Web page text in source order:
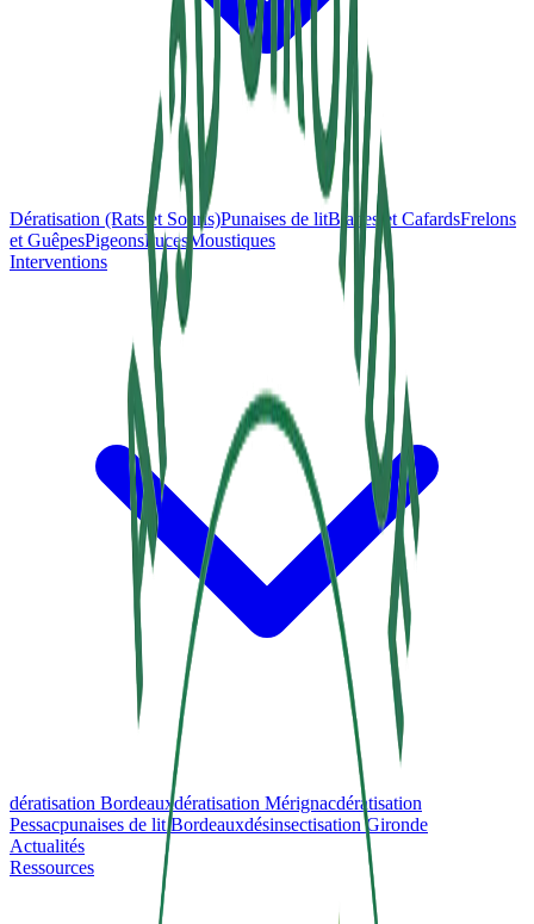
Dératisation (Rats et Souris)Punaises de litBlattes et CafardsFrelons
et GuêpesPigeonsPuces Moustiques
Interventions
dératisation Bordeauxdératisation Mérignacdératisation
Pessacpunaises de lit Bordeauxdésinsectisation Gironde
Actualités
Ressources